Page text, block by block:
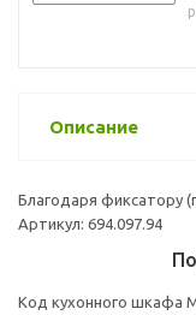
Описание
Благодаря фиксатору
Артикул: 694.097.94
Код кухонного шкафа